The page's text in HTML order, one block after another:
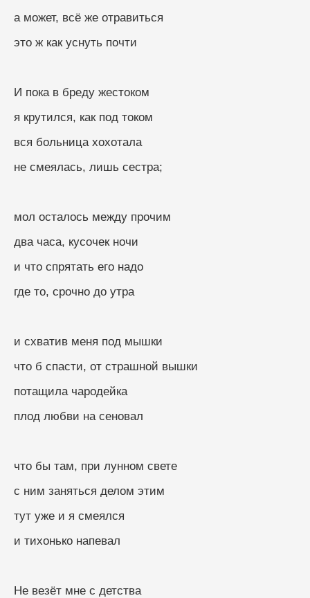
а может, всё же отравиться
это ж как уснуть почти
И пока в бреду жестоком
я крутился, как под током
вся больница хохотала
не смеялась, лишь сестра;
мол осталось между прочим
два часа, кусочек ночи
и что спрятать его надо
где то, срочно до утра
и схватив меня под мышки
что б спасти, от страшной вышки
потащила чародейка
плод любви на сеновал
что бы там, при лунном свете
с ним заняться делом этим
тут уже и я смеялся
и тихонько напевал
Не везёт мне с детства